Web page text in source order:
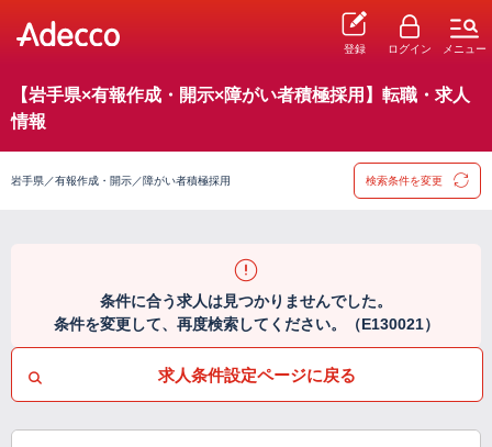
登録 ログイン メニュー
【岩手県×有報作成・開示×障がい者積極採用】転職・求人
情報
岩手県／有報作成・開示／障がい者積極採用 検索条件を変更
条件に合う求人は見つかりませんでした。
条件を変更して、再度検索してください。（E130021）
求人条件設定ページに戻る